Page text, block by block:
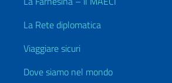
La Rete diplomatica
Viaggiare sicuri
Dove siamo nel mondo